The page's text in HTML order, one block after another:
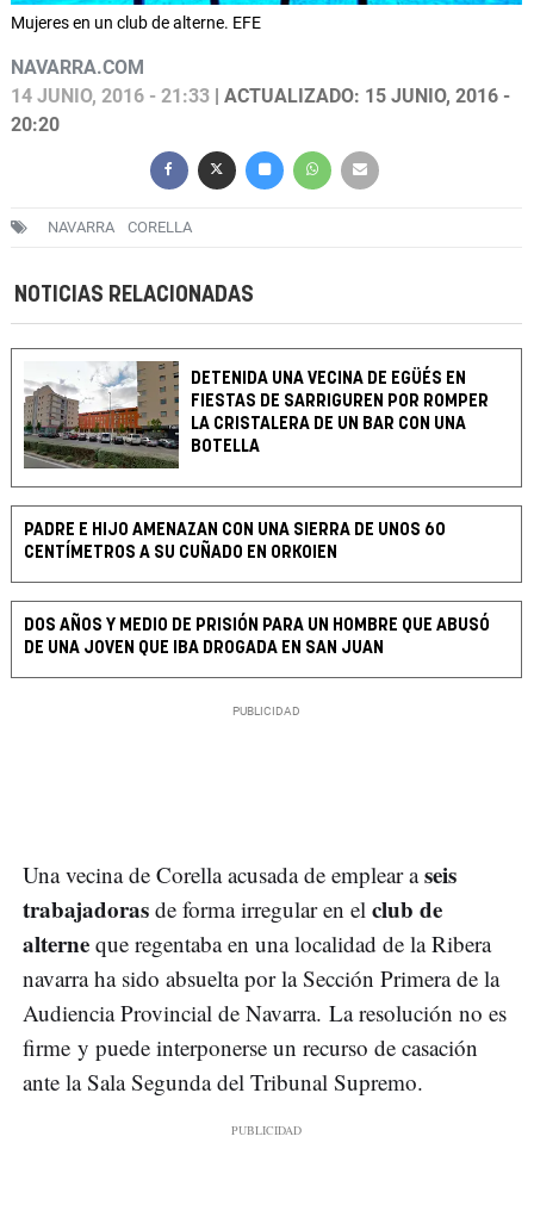
Mujeres en un club de alterne. EFE
NAVARRA.COM
14 JUNIO, 2016 - 21:33 | ACTUALIZADO: 15 JUNIO, 2016 -
20:20
NAVARRA CORELLA
NOTICIAS RELACIONADAS
DETENIDA UNA VECINA DE EGÜÉS EN
FIESTAS DE SARRIGUREN POR ROMPER
LA CRISTALERA DE UN BAR CON UNA
BOTELLA
PADRE E HIJO AMENAZAN CON UNA SIERRA DE UNOS 60
CENTÍMETROS A SU CUÑADO EN ORKOIEN
DOS AÑOS Y MEDIO DE PRISIÓN PARA UN HOMBRE QUE ABUSÓ
DE UNA JOVEN QUE IBA DROGADA EN SAN JUAN
Una vecina de Corella acusada de emplear aseis
trabajadoras de forma irregular en el club de
alterne que regentaba en una localidad de la Ribera
navarra ha sido absuelta por la Sección Primera de la
Audiencia Provincial de Navarra. La resolución no es
firme y puede interponerse un recurso de casación
ante la Sala Segunda del Tribunal Supremo.